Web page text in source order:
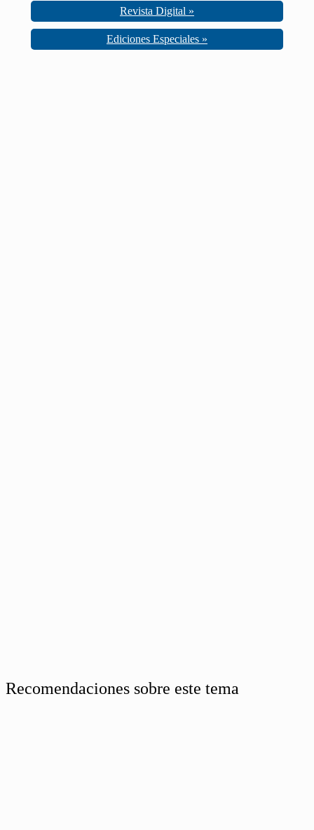
Revista Digital »
Ediciones Especiales »
Recomendaciones sobre este tema